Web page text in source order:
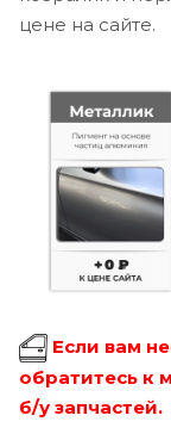
цене на сайте.
Если вам
обратитесь к
б/у запчастей.